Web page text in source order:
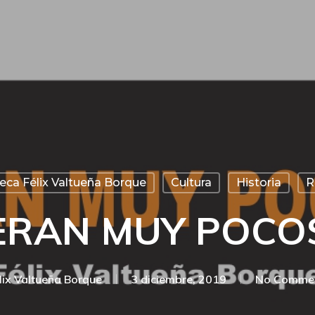
Félix Valtueña Borque Cultura Historia
MUY
Valtueña Borque 3 diciembre, 2019 No